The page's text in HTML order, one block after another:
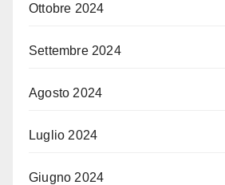
Ottobre 2024
Settembre 2024
Agosto 2024
Luglio 2024
Giugno 2024